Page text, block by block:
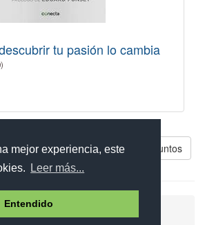
mejor experiencia, este
Leer más...
Entendido
tu pasión lo cambia
parecidos a Todo lo que somos juntos
Aviso legal